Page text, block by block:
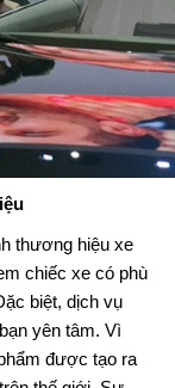
thương hiệu xe
chiếc xe có phù
biệt, dịch vụ
yên tâm. Vì
được tạo ra